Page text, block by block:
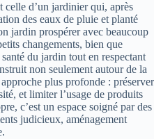
celle d’un jardinier qui, après
des eaux de pluie et planté
jardin prospérer avec beaucoup
changements, bien que
du jardin tout en respectant
non seulement autour de la
plus profonde : préserver
et limiter l’usage de produits
c’est un espace soigné par des
judicieux, aménagement